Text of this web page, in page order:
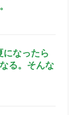
になったら
る。そんな